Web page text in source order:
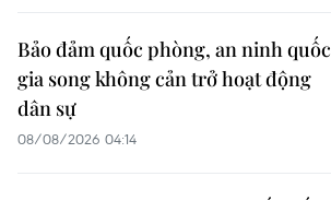
Bảo đảm quốc phòng, an ninh quốc
gia song không cản trở hoạt động
dân sự
08/08/2026 04:14